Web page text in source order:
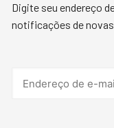
Digite seu endereço
notificações de